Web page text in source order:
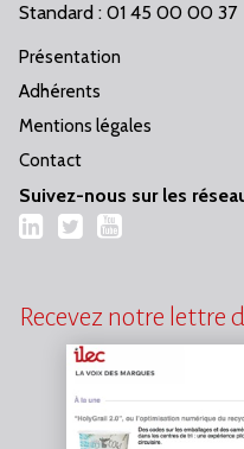
Standard : 01 45 00 00 37
Présentation
Adhérents
Mentions légales
Contact
Suivez-nous sur les
LinkedIn
TwitterYouTube
Recevez notre lettre